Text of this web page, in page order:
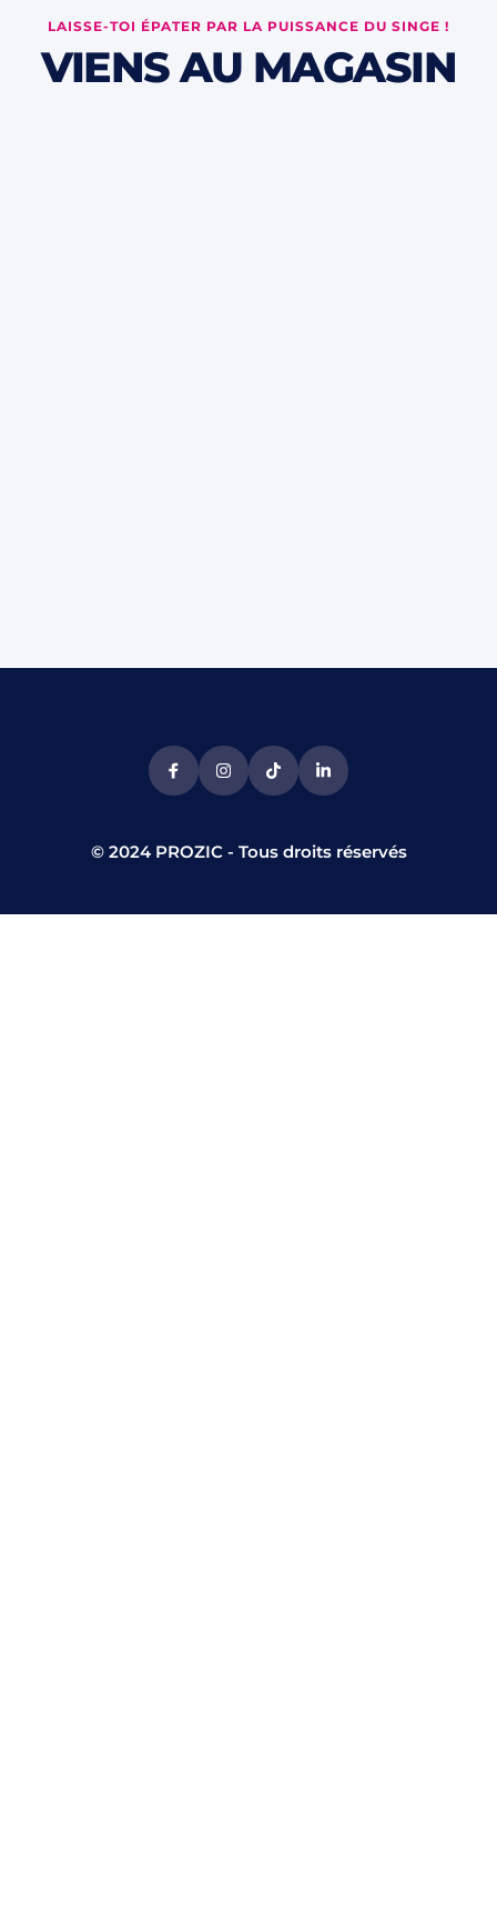
LAISSE-TOI ÉPATER PAR LA PUISSANCE DU SINGE !
VIENS AU MAGASIN
© 2024 PROZIC - Tous droits réservés